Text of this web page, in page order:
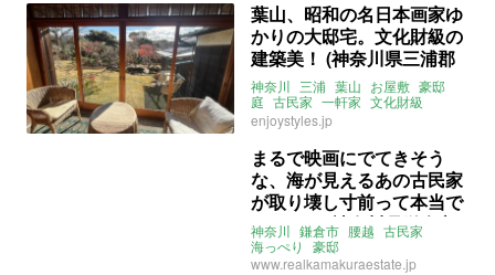
葉山、昭和の名日本画家ゆ
かりの大邸宅。文化財級の
建築美！ (神奈川県三浦郡
148㎡の売買物件)
神奈川 三浦 葉山 お屋敷 豪邸
庭 古民家 一軒家 文化財級
大家女子 売買
enjoystyles.jp
まるで映画にでてきそう
な、海が見えるあの古民家
が取り壊し寸前って本当で
すか？！ (神奈川県鎌倉市
118㎡の売買物件)
神奈川 鎌倉市 腰越 古民家
海っぺり
豪邸
ライター：葱山紫蘇子 売買
www.realkamakuraestate.jp